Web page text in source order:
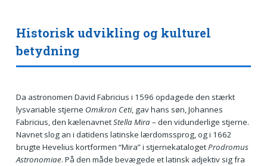
Historisk udvikling og kulturel
betydning
Da astronomen David Fabricius i 1596 opdagede den stærkt
lysvariable stjerne Omikron Ceti, gav hans søn, Johannes
Fabricius, den kælenavnetStella Mira– den vidunderlige stjerne.
Navnet slog an i datidens latinske lærdomssprog, og i 1662
brugte Hevelius kortformen “Mira” i stjernekatalogetProdromus
Astronomiae. På den måde bevægede et latinsk adjektiv sig fra